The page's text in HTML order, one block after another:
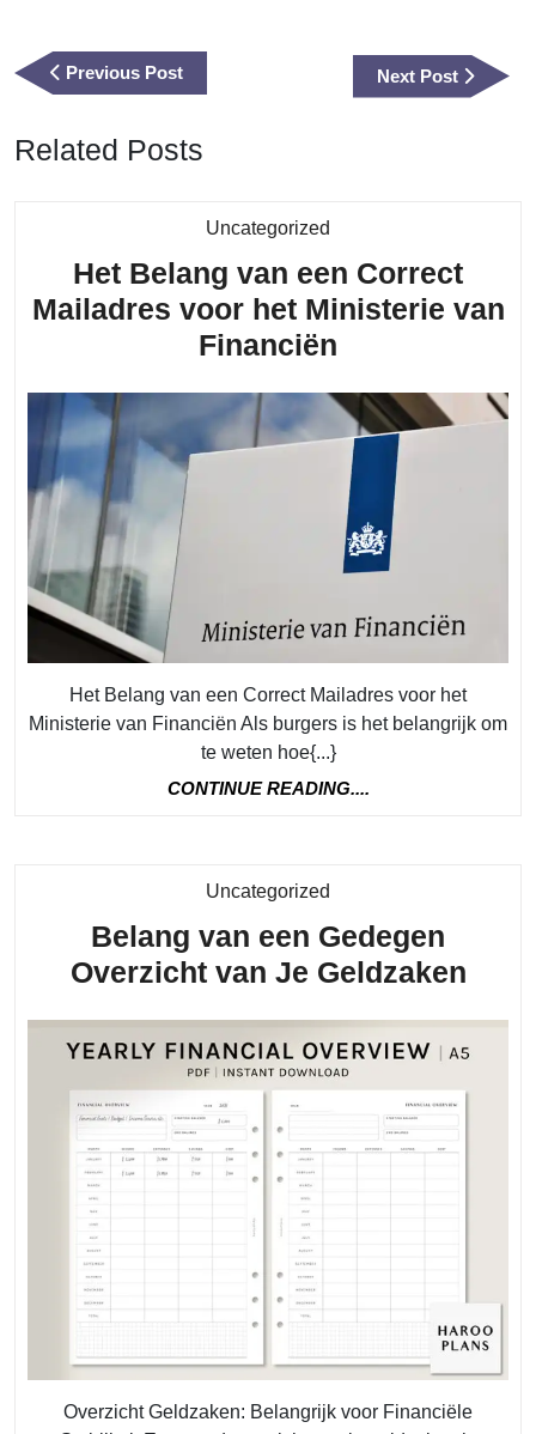
Previous PostPrevious
Post
Next Post
Next
Post
Related Posts
Uncategorized
Het Belang van een Correct
Mailadres voor het Ministerie van
Financiën
van
een
Correct
Mailadres
voor
Ministerie
van
Financiën
Het Belang van een Correct Mailadres voor het
Ministerie van Financiën Als burgers is het belangrijk om
te weten hoe{...}
CONTINUE READING....
Uncategorized
Belang van een Gedegen
Overzicht van Je Geldzaken
een
Overzicht Geldzaken: Belangrijk voor Financiële